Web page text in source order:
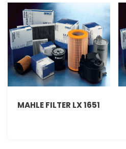
MAHLE FILTER LX 1651